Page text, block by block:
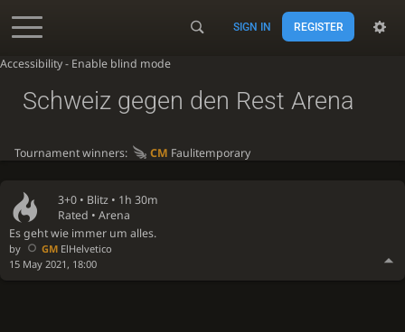
Accessibility - Enable blind mode
SIGN IN REGISTER
3+0 • Blitz • 1h 30m
Rated • Arena
Es geht wie immer um alles.
by GMElHelvetico
15 May 2021, 18:00
Schweiz gegen den Rest Arena
Tournament winners: CM Faulitemporary